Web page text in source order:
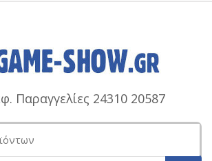
Παραγγελίες 24310 20587